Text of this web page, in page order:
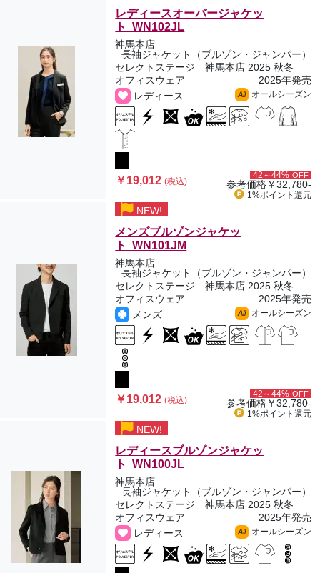
レディースオーバージャケッ
ト WN102JL
神馬本店
長袖ジャケット（ブルゾン・ジャンパー）
セレクトステージ 神馬本店 2025 秋冬
オフィスウェア
2025年発売
レディース
All オールシーズン
￥19,012(税込)
42～44% OFF
参考価格￥32,780-
1%ポイント 還元
NEW!
メンズブルゾンジャケッ
ト WN101JM
神馬本店
長袖ジャケット（ブルゾン・ジャンパー）
セレクトステージ 神馬本店 2025 秋冬
オフィスウェア
2025年発売
メンズ
All オールシーズン
￥19,012(税込)
42～44% OFF
参考価格￥32,780-
1%ポイント 還元
NEW!
レディースブルゾンジャケッ
ト WN100JL
神馬本店
長袖ジャケット（ブルゾン・ジャンパー）
セレクトステージ 神馬本店 2025 秋冬
オフィスウェア
2025年発売
レディース
All オールシーズン